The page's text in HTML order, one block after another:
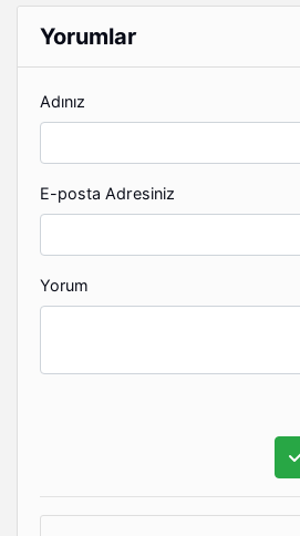
Yorumlar
Adınız
E-posta Adresiniz
Yorum